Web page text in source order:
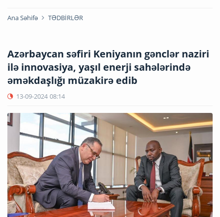
Ana Səhifə TƏDBİRLƏR
Azərbaycan səfiri Keniyanın gənclər naziri
ilə innovasiya, yaşıl enerji sahələrində
əməkdaşlığı müzakirə edib
13-09-2024 08:14